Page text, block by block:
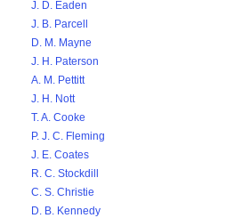
J. D. Eaden
J. B. Parcell
D. M. Mayne
J. H. Paterson
A. M. Pettitt
J. H. Nott
T. A. Cooke
P. J. C. Fleming
J. E. Coates
R. C. Stockdill
C. S. Christie
D. B. Kennedy